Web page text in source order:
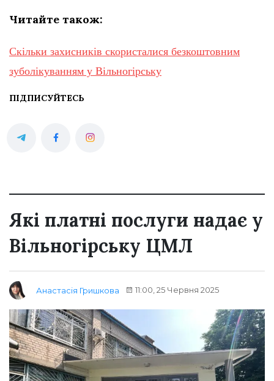
Читайте також:
Скільки захисників скористалися безкоштовним
зуболікуванням у Вільногірську
ПІДПИСУЙТЕСЬ
Які платні послуги надає у
Вільногірську ЦМЛ
Анастасія Гришкова 11:00, 25 Червня 2025